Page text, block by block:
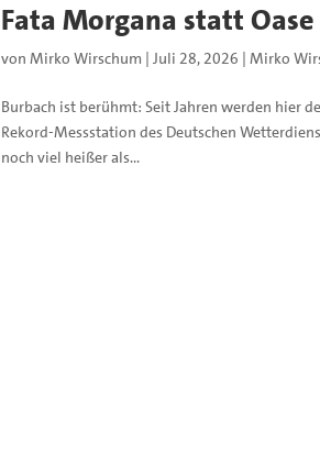
Fata Morgana statt
vonMirko Wirschum |Juli 28, 2026 |Mirko
Burbach ist berühmt: Seit Jahren werden hier
Rekord-Messstation des Deutschen
noch viel heißer als...